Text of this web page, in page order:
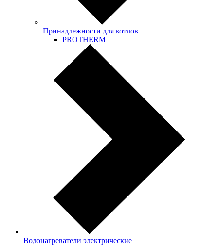
Принадлежности для котлов
PROTHERM
Водонагреватели электрические